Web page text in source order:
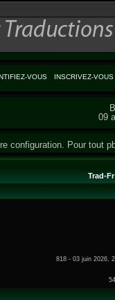
VOUS INSCRIVEZ-VOUS
09
configuration. Pour tout
Trad-
818 - 03 juin 2026,